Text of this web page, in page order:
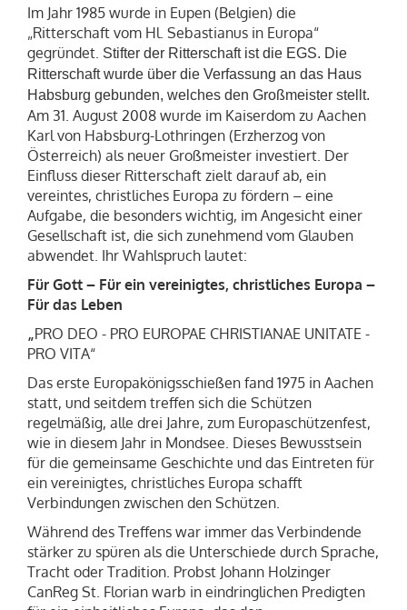
Im Jahr 1985 wurde in Eupen (Belgien) die
„Ritterschaft vom Hl. Sebastianus in Europa“
gegründet. Stifter der Ritterschaft ist die EGS. Die
Ritterschaft wurde über die Verfassung an das Haus
Habsburg gebunden, welches den Großmeister stellt.
Am 31. August 2008 wurde im Kaiserdom zu Aachen
Karl von Habsburg-Lothringen (Erzherzog von
Österreich) als neuer Großmeister investiert. Der
Einfluss dieser Ritterschaft zielt darauf ab, ein
vereintes, christliches Europa zu fördern – eine
Aufgabe, die besonders wichtig, im Angesicht einer
Gesellschaft ist, die sich zunehmend vom Glauben
abwendet. Ihr Wahlspruch lautet:
Für Gott – Für ein vereinigtes, christliches Europa –
Für das Leben
„PRO DEO - PRO EUROPAE CHRISTIANAE UNITATE -
PRO VITA“
Das erste Europakönigsschießen fand 1975 in Aachen
statt, und seitdem treffen sich die Schützen
regelmäßig, alle drei Jahre, zum Europaschützenfest,
wie in diesem Jahr in Mondsee. Dieses Bewusstsein
für die gemeinsame Geschichte und das Eintreten für
ein vereinigtes, christliches Europa schafft
Verbindungen zwischen den Schützen.
Während des Treffens war immer das Verbindende
stärker zu spüren als die Unterschiede durch Sprache,
Tracht oder Tradition. Probst Johann Holzinger
CanReg St. Florian warb in eindringlichen Predigten